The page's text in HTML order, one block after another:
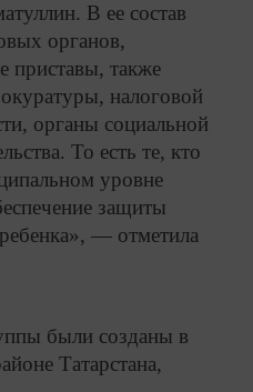
В ее состав
органов,
приставы, также
налоговой
органы социальной
То есть те, кто
уровне
защиты
— отметила
были созданы в
Татарстана,